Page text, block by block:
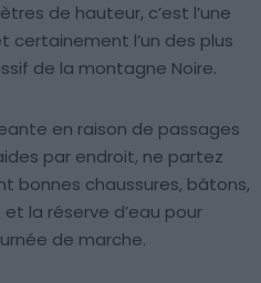
de hauteur, c’est l’une
certainement l’un des plus
de la montagne Noire.
en raison de passages
par endroit, ne partez
bonnes chaussures, bâtons,
la réserve d’eau pour
de marche.